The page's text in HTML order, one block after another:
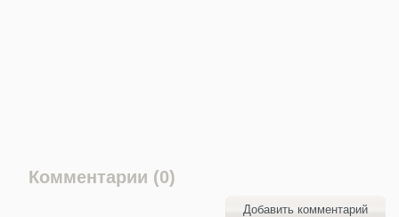
Комментарии (0)
Добавить комментарий